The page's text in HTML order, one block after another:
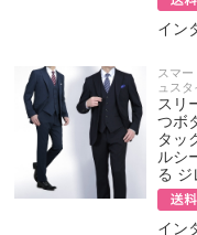
イン
スマ
ュス
スリ
つボ
タッ
ルシ
る ジ
イン